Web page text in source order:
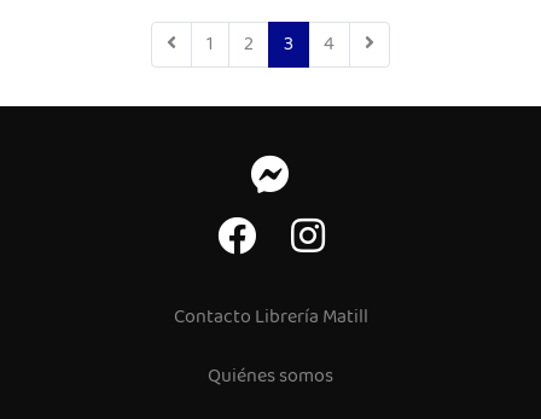
1 2 3 4
Contacto Librería Matill
Quiénes somos